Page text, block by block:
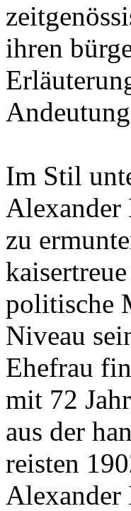
ihren
Im Stil
Alexander
zu
politische
Niveau
Ehefrau
mit 72
aus der
reisten
Alexander